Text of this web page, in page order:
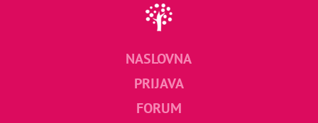
NASLOVNA
PRIJAVA
FORUM